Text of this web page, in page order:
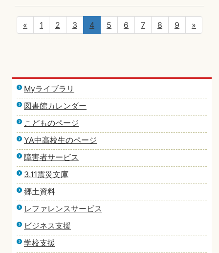
« 1 2 3 4 5 6 7 8 9 »
Myライブラリ
図書館カレンダー
こどものページ
YA中高校生のページ
障害者サービス
3.11震災文庫
郷土資料
レファレンスサービス
ビジネス支援
学校支援